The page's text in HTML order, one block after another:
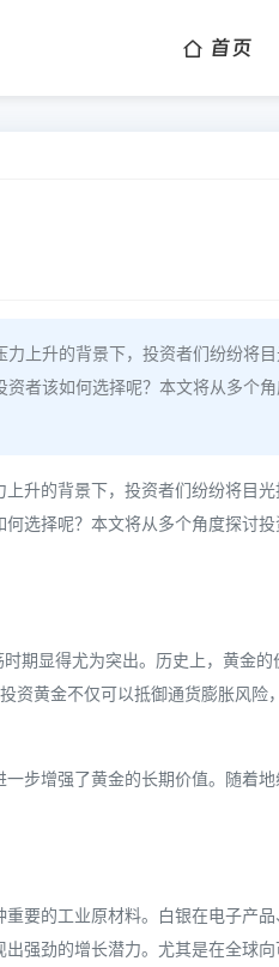
首页
上升的背景下，投资者们纷纷将
者该如何选择呢？本文将从多个
升的背景下，投资者们纷纷将目
选择呢？本文将从多个角度探讨投
期显得尤为突出。历史上，黄金
资黄金不仅可以抵御通货膨胀风险
步增强了黄金的长期价值。随着
要的工业原材料。白银在电子产
强劲的增长潜力。尤其是在全球